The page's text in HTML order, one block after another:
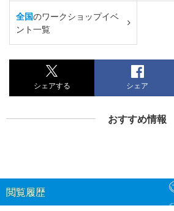
全国のワークショップイベ
ント一覧
シェアする シェア
おすすめ情報
閲覧履歴